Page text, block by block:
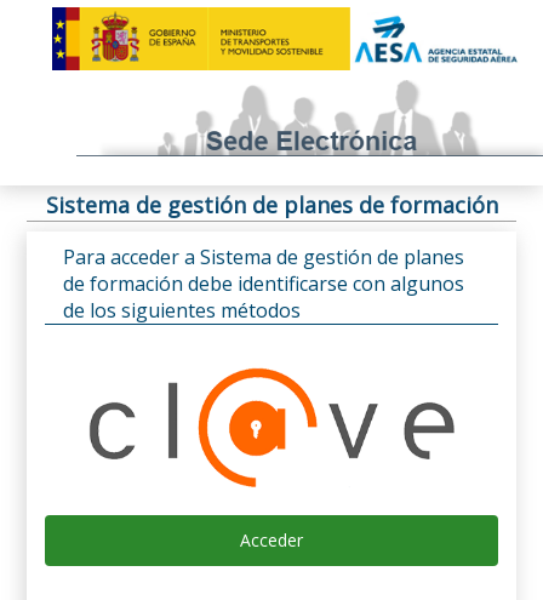
Sistema de gestión de planes de formación
Para acceder a Sistema de gestión de planes
de formación debe identificarse con algunos
de los siguientes métodos
Acceder